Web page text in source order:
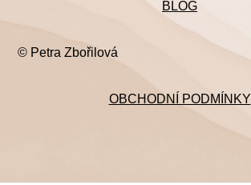
BLOG
© Petra Zbořilová
OBCHODNÍ PODMÍNKY